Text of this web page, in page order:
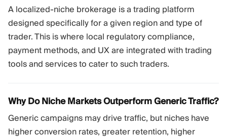
A localized-niche brokerage is a trading platform
designed specifically for a given region and type of
trader. This is where local regulatory compliance,
payment methods, and UX are integrated with trading
tools and services to cater to such traders.
Why Do Niche Markets Outperform Generic Traffic?
Generic campaigns may drive traffic, but niches have
higher conversion rates, greater retention, higher